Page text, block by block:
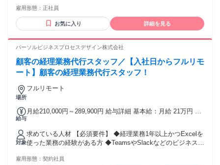
追加で支給する。 * 賞与：月給に含まれております。
産業（不動産賃貸、売買、開発等）のお客様を担当した経験
があるとベター
雇用形態： 正社員
お気に入り 詳細を見る
パーソルビジネスプロセスデザイン株式会社
顧客の経理業務代行スタッフ／【入社日からフルリモ
ート】顧客の経理業務代行スタッフ！
場所
フルリモート
給与
月給210,000円～289,900円 給与詳細 基本給：月給 21万円 〜
払われる通勤・皆勤・家族手当金額：なし 全員に一律で支払
われるその他手当金額：あり ※経験やスキルに応じて優遇 ※
在宅手当支給あり
対象
求めている人材 【必須要件】 ◆経理業務1年以上かつExcelを
使った業務の経験がある方 ◆TeamsやSlackなどのビジネスチ
経験がある方 ◆安定した通信環境（通信速度が10Mbps以上）
雇用形態： 契約社員